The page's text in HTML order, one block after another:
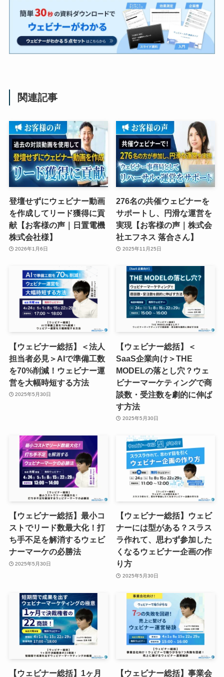
関連記事
登壇せずにウェビナー動画
を作成してリード獲得に貢
献【お客様の声｜日置電機
株式会社様】
2026年1月6日
276名の共催ウェビナーを
サポートし、円滑な運営を
実現【お客様の声｜株式会
社エフネス 落合さん】
2025年11月25日
【ウェビナー総括】＜法人
担当者必見＞AIで準備工数
を70%削減！ウェビナー運
営を大幅時短する方法
2025年5月30日
【ウェビナー総括】＜
SaaS企業向け＞THE
MODELの落とし穴？ウェ
ビナーマーケティングで商
談数・受注数を劇的に伸ば
す方法
2025年5月30日
【ウェビナー総括】最小コ
ストでリード数最大化！打
ち手不足を解消するウェビ
ナーマーケの必勝法
2025年5月30日
【ウェビナー総括】ウェビ
ナーには型がある？スラス
ラ作れて、思わず参加した
くなるウェビナー企画の作
り方
2025年5月30日
【ウェビナー総括】1ヶ月 【ウェビナー総括】事業会